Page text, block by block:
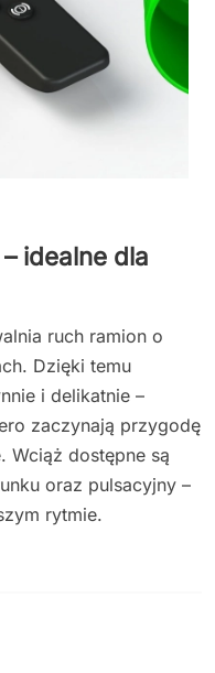
idealne dla
ruch ramion o
Dzięki temu
i delikatnie –
zaczynają przygodę
Wciąż dostępne są
oraz pulsacyjny –
rytmie.